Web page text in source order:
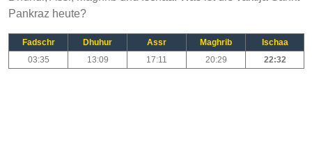
Pankraz heute?
Fadschr Dhuhur Assr Maghrib
Ischaa
03:35
13:09 17:11 20:29 22:32